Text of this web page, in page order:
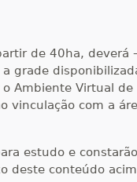
Visualizar
ELETRÔNICO
Visualizar
de 40ha, deverá
grade
Ambiente Virtual de
vinculação com a
estudo e
deste conteúdo